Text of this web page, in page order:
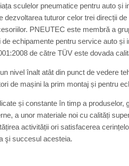
sculelor pneumatice pentru auto și
dezvoltarea tuturor celor trei direcții
PNEUTEC este membră a
de echipamente pentru service auto
de către TÜV este dovada
nivel înalt atât din punct de vedere
de mașini la prim montaj și pentru
și constante în timp a
a unor materiale noi cu calități
activității ori satisfacerea
şi succesul acesteia.